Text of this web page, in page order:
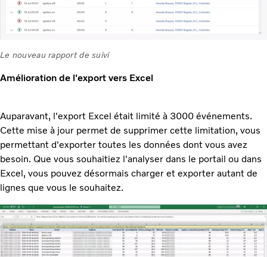
Le nouveau rapport de suivi
Amélioration de l'export vers Excel
Auparavant, l'export Excel était limité à 3000 événements.
Cette mise à jour permet de supprimer cette limitation, vous
permettant d'exporter toutes les données dont vous avez
besoin. Que vous souhaitiez l'analyser dans le portail ou dans
Excel, vous pouvez désormais charger et exporter autant de
lignes que vous le souhaitez.